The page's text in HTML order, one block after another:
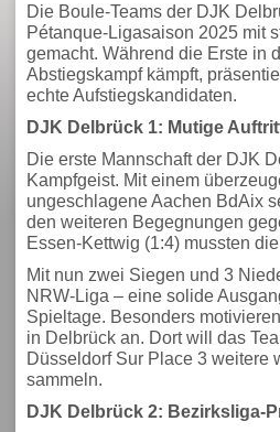
Die Boule-Teams der DJK
Pétanque-Ligasaison 2025 mit
gemacht. Während die Erste in
Abstiegskampf kämpft,
echte Aufstiegskandidaten.
DJK Delbrück 1: Mutige
Die erste Mannschaft der DJK
Kampfgeist. Mit einem
ungeschlagene Aachen BdAix
den weiteren Begegnungen
Essen-Kettwig (1:4) mussten
Mit nun zwei Siegen und 3
NRW-Liga – eine solide
Spieltage. Besonders
in Delbrück an. Dort will das
Düsseldorf Sur Place 3 weitere
sammeln.
DJK Delbrück 2: Bezirksliga-